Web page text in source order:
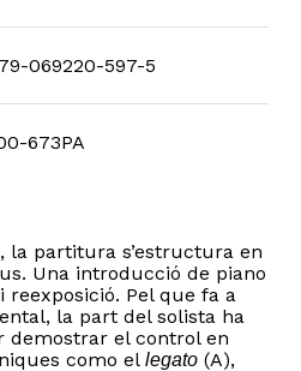
069220-597-5
673PA
la partitura s’estructura en
Una introducció de piano
reexposició. Pel que fa a
la part del solista ha
demostrar el control en
como el legato(A),